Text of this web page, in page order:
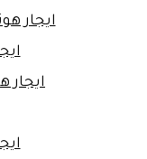
ايجار
ايجار